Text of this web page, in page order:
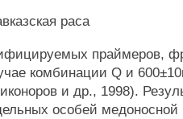
раса
праймеров,
комбинации Q и
и др., 1998).
особей медоносной